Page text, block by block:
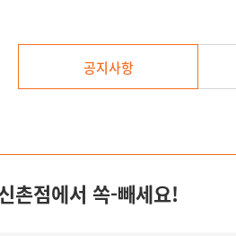
공지사항
촌점에서 쏙-빼세요!